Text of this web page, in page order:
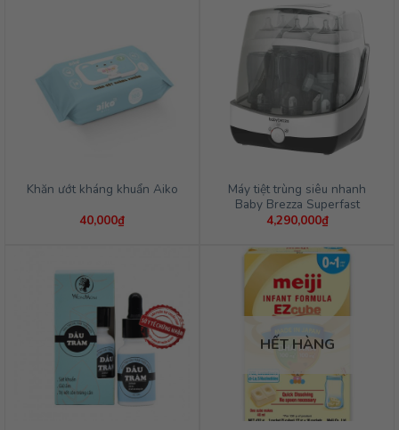
Khăn ướt kháng khuẩn Aiko
40,000₫
Máy tiệt trùng siêu nhanh
Baby Brezza Superfast
4,290,000₫
HẾT HÀNG